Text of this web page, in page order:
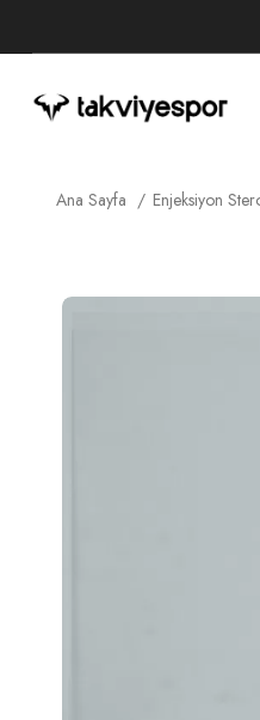
Ana Sayfa Enjeksiyon